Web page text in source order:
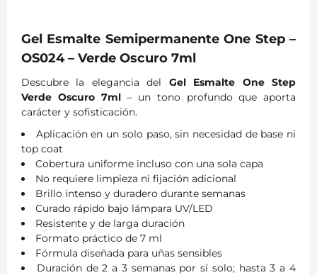
Gel Esmalte Semipermanente One Step –
OS024 – Verde Oscuro 7ml
Descubre la elegancia del Gel Esmalte One Step
Verde Oscuro 7ml– un tono profundo que aporta
carácter y sofisticación.
Aplicación en un solo paso, sin necesidad de base ni
top coat
Cobertura uniforme incluso con una sola capa
No requiere limpieza ni fijación adicional
Brillo intenso y duradero durante semanas
Curado rápido bajo lámpara UV/LED
Resistente y de larga duración
Formato práctico de 7 ml
Fórmula diseñada para uñas sensibles
Duración de 2 a 3 semanas por sí solo; hasta 3 a 4